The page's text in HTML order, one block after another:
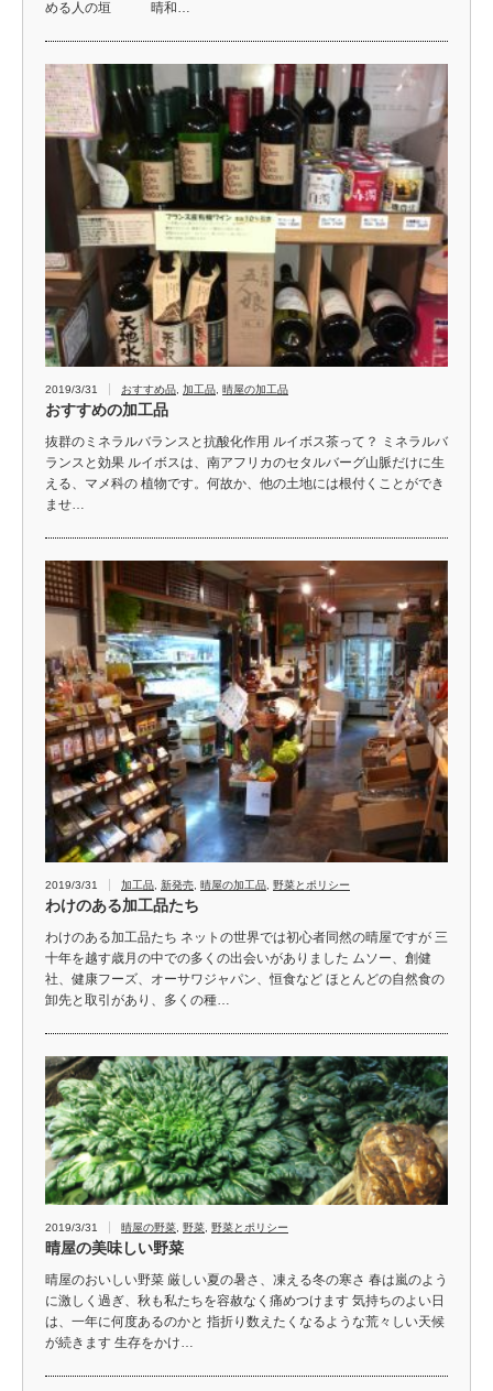
める人の垣 晴和…
2019/3/31 おすすめ品 加工品 晴屋の加工品
おすすめの加工品
抜群のミネラルバランスと抗酸化作用 ルイボス茶って？ ミネラルバ
ランスと効果 ルイボスは、南アフリカのセタルバーグ山脈だけに生
える、マメ科の 植物です。何故か、他の土地には根付くことができ
ませ…
2019/3/31 加工品 新発売 晴屋の加工品 野菜とポリシー
わけのある加工品たち
わけのある加工品たち ネットの世界では初心者同然の晴屋ですが 三
十年を越す歳月の中での多くの出会いがありました ムソー、創健
社、健康フーズ、オーサワジャパン、恒食など ほとんどの自然食の
卸先と取引があり、多くの種…
2019/3/31 晴屋の野菜, 野菜, 野菜とポリシー
晴屋の美味しい野菜
晴屋のおいしい野菜 厳しい夏の暑さ、凍える冬の寒さ 春は嵐のよう
に激しく過ぎ、秋も私たちを容赦なく痛めつけます 気持ちのよい日
は、一年に何度あるのかと 指折り数えたくなるような荒々しい天候
が続きます 生存をかけ…